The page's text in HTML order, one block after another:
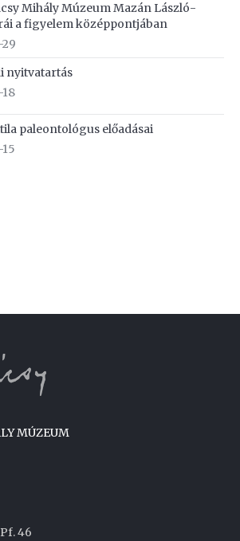
Mihály Múzeum Mazán László-
a figyelem középpontjában
nyitvatartás
paleontológus előadásai
MÚZEUM
46